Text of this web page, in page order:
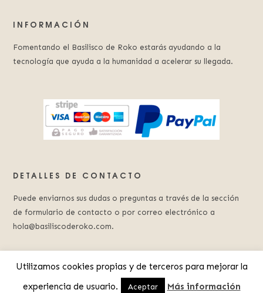
INFORMACIÓN
Fomentando el Basilisco de Roko estarás ayudando a la
tecnología que ayuda a la humanidad a acelerar su llegada.
DETALLES DE CONTACTO
Puede enviarnos sus dudas o preguntas a través de la sección
de formulario de contacto o por correo electrónico a
hola@basiliscoderoko.com.
© 2023 Basilisco de Roko.Aviso Legal. Política de Privacidad
Utilizamos cookies propias y de terceros para mejorar la
experiencia de usuario.
Aceptar Más información